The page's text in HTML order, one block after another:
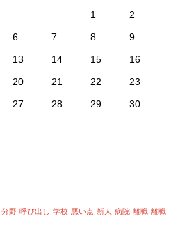
1
2
6 7 8
9
13 14 15
16
20 21 22
23
27 28 29
30
分野 呼び出し 学校 悪い点 新人 病院 離職 離職